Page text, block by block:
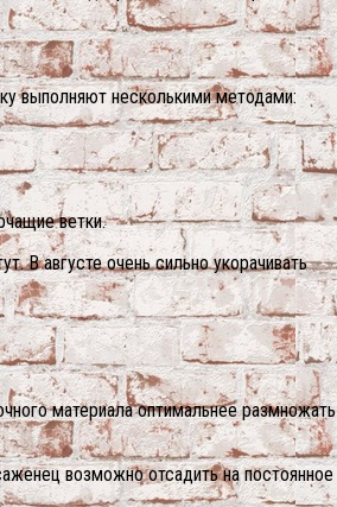
выполняют несколькими методами:
ветки.
В августе очень сильно укорачивать
материала оптимальнее размножать
возможно отсадить на постоянное